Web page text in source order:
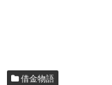
借金物語